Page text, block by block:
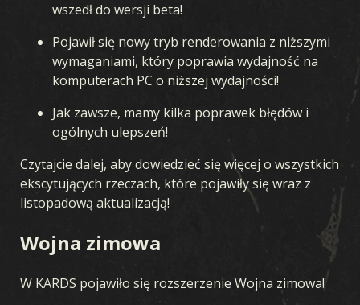
wszedł do wersji beta!
Pojawił się nowy tryb renderowania z niższymi
wymaganiami, który poprawia wydajność na
komputerach PC o niższej wydajności!
Jak zawsze, mamy kilka poprawek błędów i
ogólnych ulepszeń!
Czytajcie dalej, aby dowiedzieć się więcej o wszystkich
ekscytujących rzeczach, które pojawiły się wraz z
listopadową aktualizacją!
Wojna zimowa
W KARDS pojawiło się rozszerzenie Wojna zimowa!